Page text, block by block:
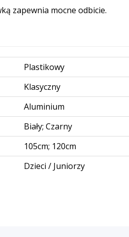
zapewnia mocne odbicie.
Plastikowy
Klasyczny
Aluminium
Biały; Czarny
105cm; 120cm
Dzieci / Juniorzy